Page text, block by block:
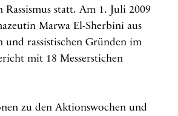
statt. Am 1. Juli 2009
Marwa El-Sherbini aus
und rassistischen Gründen im
mit 18 Messerstichen
zu den Aktionswochen und